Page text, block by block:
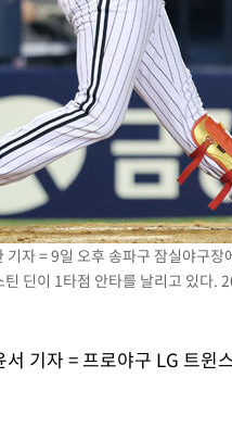
…비공식 '초열대야' 30도 넘어
(0.27%) 내린 797.44 출발
트(1.81%) 내린 6478.75 개장
…두 달 연속 사상 최대
보'…40도 관측 가능성도
제불능 3개 산불, 방화선 일부 구축
협상 기대속 뉴욕증시 혼조 마감
지도자와 소통하기가 매우 어려워"
해협 통행 항로 합의" 이란 외무부
기자 = 9일 오후 송파구 잠실야구
딘이 1타점 안타를 날리고 있다.
기자 = 프로야구 LG 트윈